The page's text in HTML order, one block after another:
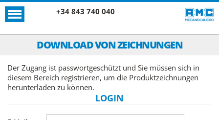
+34 843 740 040
DOWNLOAD VON ZEICHNUNGEN
Der Zugang ist passwortgeschützt und Sie müssen sich in
diesem Bereich registrieren, um die Produktzeichnungen
herunterladen zu können.
LOGIN